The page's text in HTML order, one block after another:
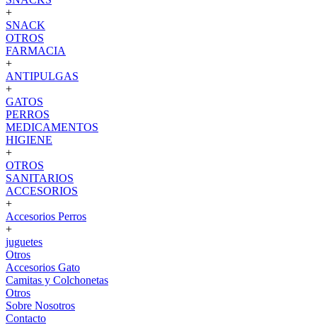
+
SNACK
OTROS
FARMACIA
+
ANTIPULGAS
+
GATOS
PERROS
MEDICAMENTOS
HIGIENE
+
OTROS
SANITARIOS
ACCESORIOS
+
Accesorios Perros
+
juguetes
Otros
Accesorios Gato
Camitas y Colchonetas
Otros
Sobre Nosotros
Contacto